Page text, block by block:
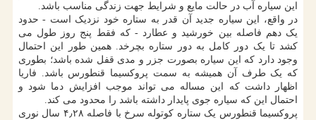
این سیاره آب در حالت مایع و شرایط جهت زندگی مناسب باشد.
در واقع، این سیاره جدید آن قدر به ستاره خود نزدیک است - حدود
یک دهم فاصله بین خورشید و عطارد - که فقط پنج روز طول می
کشد تا یک دور کامل به دور ستاره بچرخد. همین طور این احتمال
وجود دارد که این سیاره بصورت جزر و مدی قفل شده باشد؛ بطوری
که یک طرف آن همیشه به سمت پروکسیما قنطورس باشد. فاریا
اظهار داشت که این مساله می تواند موجب افزایش دما شود و
احتمال این که سیاره جوی پایدار داشته باشد را محدود می کند.
پروکسیما قنطورس یک ستاره کوتوله سرخ با فاصله ۴٫۲۸ سال نوری